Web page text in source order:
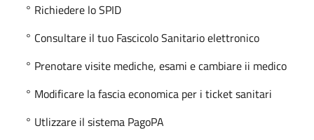
° Richiedere lo SPID
° Consultare il tuo Fascicolo Sanitario elettronico
° Prenotare visite mediche, esami e cambiare ii medico
° Modificare la fascia economica per i ticket sanitari
° Utlizzare il sistema PagoPA